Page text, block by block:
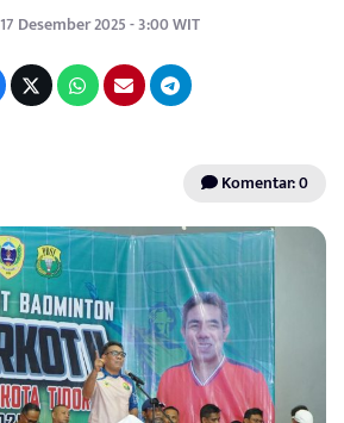
Desember 2025 - 3:00 WIT
Komentar: 0